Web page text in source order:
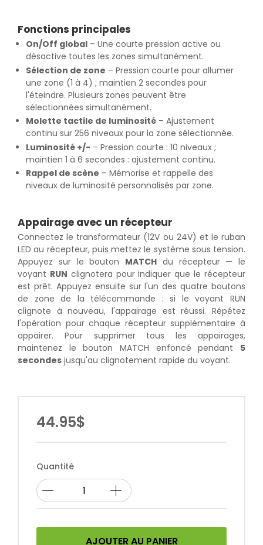
Fonctions principales
On/Off global – Une courte pression active ou
désactive toutes les zones simultanément.
Sélection de zone – Pression courte pour allumer
une zone (1 à 4) ; maintien 2 secondes pour
l'éteindre. Plusieurs zones peuvent être
sélectionnées simultanément.
Molette tactile de luminosité – Ajustement
continu sur 256 niveaux pour la zone sélectionnée.
Luminosité +/- – Pression courte : 10 niveaux ;
maintien 1 à 6 secondes : ajustement continu.
Rappel de scène – Mémorise et rappelle des
niveaux de luminosité personnalisés par zone.
Appairage avec un récepteur
Connectez le transformateur (12V ou 24V) et le ruban
LED au récepteur, puis mettez le système sous tension.
Appuyez sur le bouton MATCH du récepteur — le
voyant RUN clignotera pour indiquer que le récepteur
est prêt. Appuyez ensuite sur l'un des quatre boutons
de zone de la télécommande : si le voyant RUN
clignote à nouveau, l'appairage est réussi. Répétez
l'opération pour chaque récepteur supplémentaire à
appairer. Pour supprimer tous les appairages,
maintenez le bouton MATCH enfoncé pendant 5
secondes jusqu'au clignotement rapide du voyant.
44.95$
Quantité
AJOUTER AU PANIER